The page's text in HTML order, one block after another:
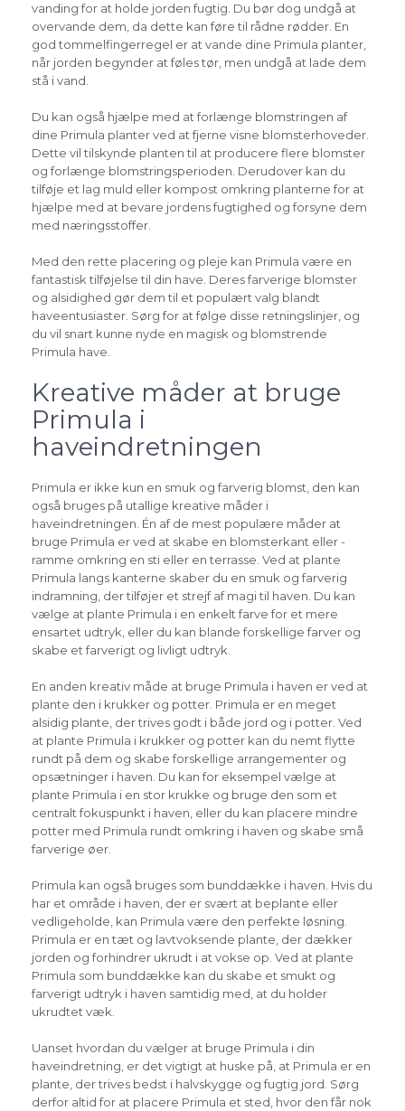
vanding for at holde jorden fugtig. Du bør dog undgå at
overvande dem, da dette kan føre til rådne rødder. En
god tommelfingerregel er at vande dine Primula planter,
når jorden begynder at føles tør, men undgå at lade dem
stå i vand.
Du kan også hjælpe med at forlænge blomstringen af
dine Primula planter ved at fjerne visne blomsterhoveder.
Dette vil tilskynde planten til at producere flere blomster
og forlænge blomstringsperioden. Derudover kan du
tilføje et lag muld eller kompost omkring planterne for at
hjælpe med at bevare jordens fugtighed og forsyne dem
med næringsstoffer.
Med den rette placering og pleje kan Primula være en
fantastisk tilføjelse til din have. Deres farverige blomster
og alsidighed gør dem til et populært valg blandt
haveentusiaster. Sørg for at følge disse retningslinjer, og
du vil snart kunne nyde en magisk og blomstrende
Primula have.
Kreative måder at bruge
Primula i
haveindretningen
Primula er ikke kun en smuk og farverig blomst, den kan
også bruges på utallige kreative måder i
haveindretningen. Én af de mest populære måder at
bruge Primula er ved at skabe en blomsterkant eller -
ramme omkring en sti eller en terrasse. Ved at plante
Primula langs kanterne skaber du en smuk og farverig
indramning, der tilføjer et strejf af magi til haven. Du kan
vælge at plante Primula i en enkelt farve for et mere
ensartet udtryk, eller du kan blande forskellige farver og
skabe et farverigt og livligt udtryk.
En anden kreativ måde at bruge Primula i haven er ved at
plante den i krukker og potter. Primula er en meget
alsidig plante, der trives godt i både jord og i potter. Ved
at plante Primula i krukker og potter kan du nemt flytte
rundt på dem og skabe forskellige arrangementer og
opsætninger i haven. Du kan for eksempel vælge at
plante Primula i en stor krukke og bruge den som et
centralt fokuspunkt i haven, eller du kan placere mindre
potter med Primula rundt omkring i haven og skabe små
farverige øer.
Primula kan også bruges som bunddække i haven. Hvis du
har et område i haven, der er svært at beplante eller
vedligeholde, kan Primula være den perfekte løsning.
Primula er en tæt og lavtvoksende plante, der dækker
jorden og forhindrer ukrudt i at vokse op. Ved at plante
Primula som bunddække kan du skabe et smukt og
farverigt udtryk i haven samtidig med, at du holder
ukrudtet væk.
Uanset hvordan du vælger at bruge Primula i din
haveindretning, er det vigtigt at huske på, at Primula er en
plante, der trives bedst i halvskygge og fugtig jord. Sørg
derfor altid for at placere Primula et sted, hvor den får nok